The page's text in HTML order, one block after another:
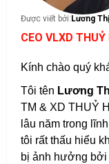
Được viết bởi:Lương
CEO VLXD THUỶ
Kính chào quý
Tôi tên Lương
TM & XD THUỶ
lâu năm trong
tôi rất thấu hiểu
bị ảnh hưởng bởi